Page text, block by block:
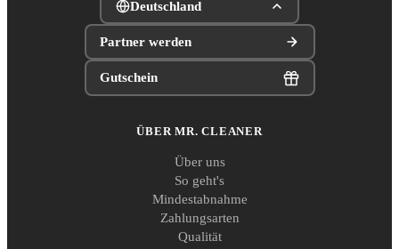
Deutschland
Partner werden
Gutschein
ÜBER MR. CLEANER
Über uns
So geht's
Mindestabnahme
Zahlungsarten
Qualität